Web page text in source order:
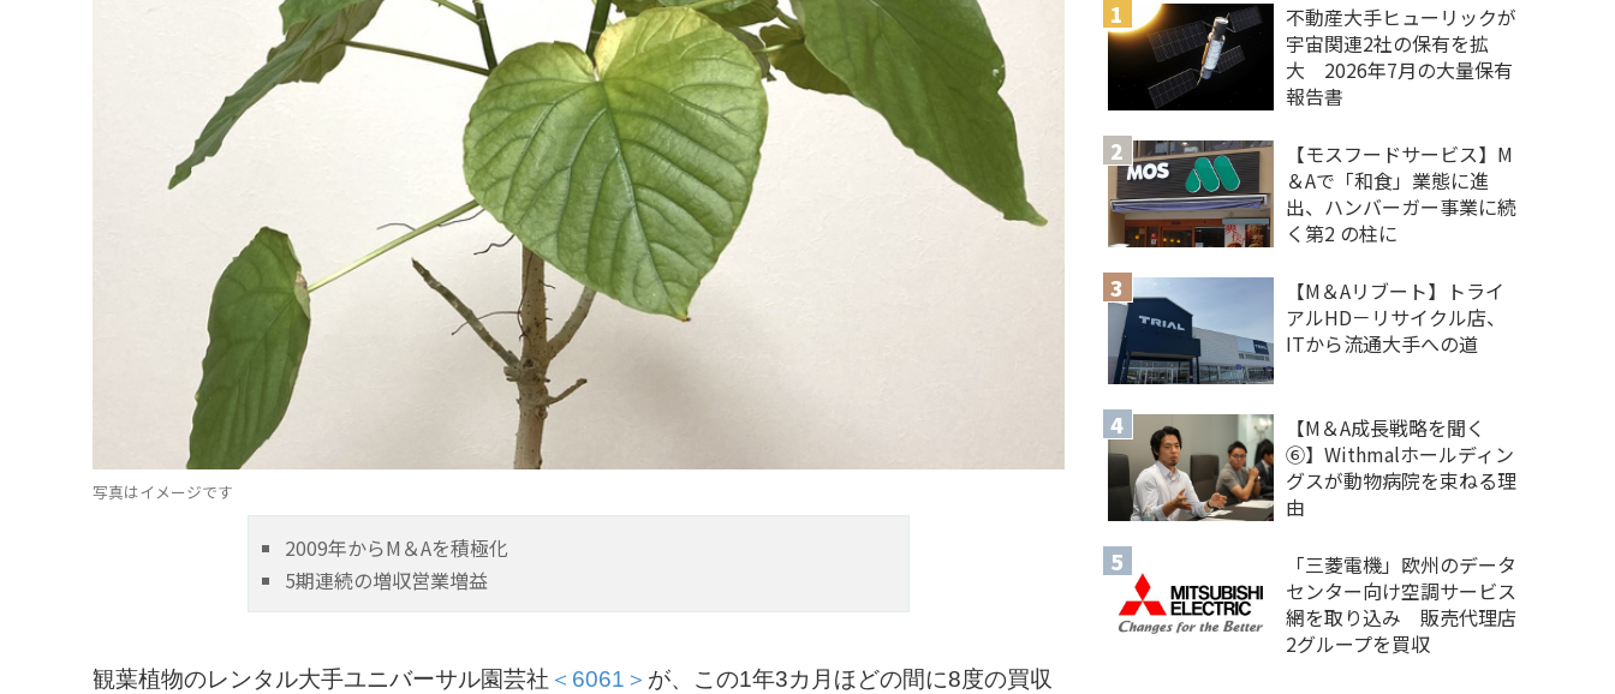
写真はイメージです
2009年からM＆Aを積極化
5期連続の増収営業増益
観葉植物のレンタル大手ユニバーサル園芸社 ＜6061＞ が、この1年3カ月ほどの間に8度の買収
不動産大手ヒューリックが
宇宙関連2社の保有を拡
大 2026年7月の大量保有
報告書
【モスフードサービス】M
＆Aで「和食」業態に進
出、ハンバーガー事業に続
く第2 の柱に
【M＆Aリブート】トライ
アルHD－リサイクル店、
ITから流通大手への道
【M＆A 成長戦略を聞く
⑥】Withmalホールディン
グスが動物病院を束ねる理
由
「三菱電機」欧州のデータ
センター向け空調サービス
網を取り込み 販売代理店
2グループを買収